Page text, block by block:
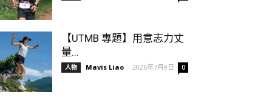
【UTMB 專題】用意志力丈
量...
人物 Mavis Liao - 2026年7月9日 0